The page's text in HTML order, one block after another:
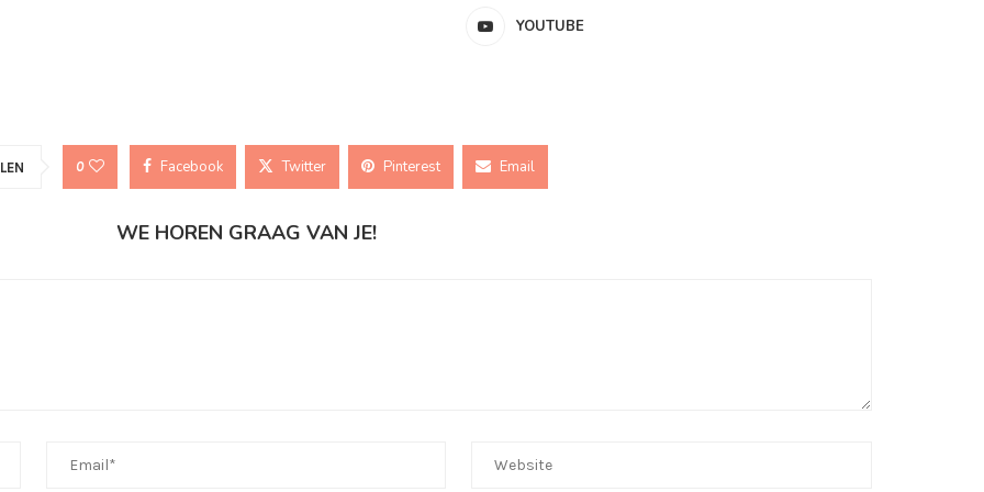
YOUTUBE
0 Facebook Twitter Pinterest Email
WE HOREN GRAAG VAN JE!